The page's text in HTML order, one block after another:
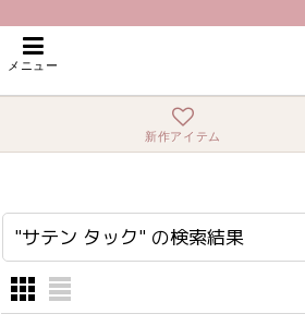
メニュー
新作アイテム
ホーム > "サテン タック"の検索結果
"サテン タック" の検索結果